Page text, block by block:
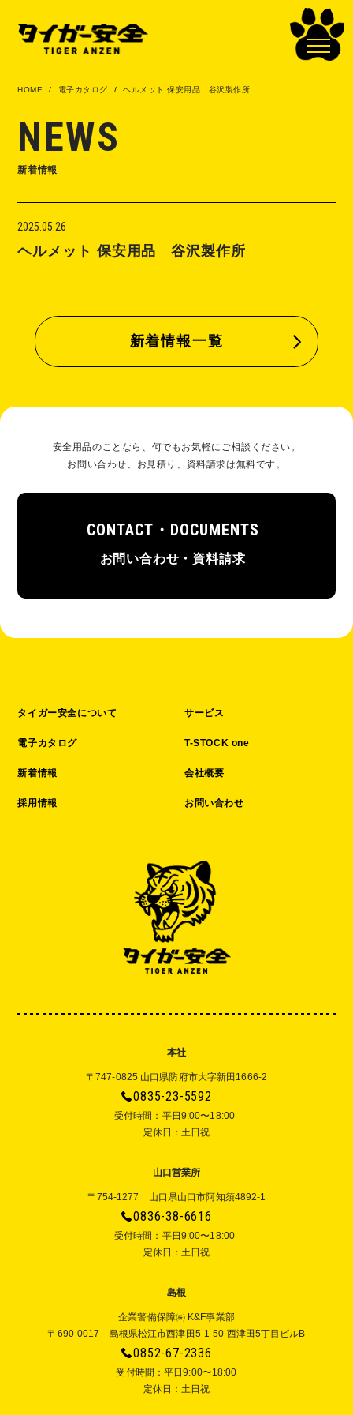
HOME 電子カタログ ヘルメット 保安用品 谷沢製作所
NEWS
新着情報
2025.05.26
ヘルメット 保安用品 谷沢製作所
新着情報一覧
安全⽤品のことなら、何でもお気軽にご相談ください。
お問い合わせ、お⾒積り、資料請求は無料です。
CONTACT・DOCUMENTS
お問い合わせ・資料請求
タイガー安全について サービス
電子カタログ T-STOCK one
新着情報 会社概要
採用情報 お問い合わせ
本社
〒747-0825 山口県防府市大字新田1666-2
0835-23-5592
受付時間：平⽇9:00〜18:00
定休⽇：⼟⽇祝
山口営業所
〒754-1277 山口県山口市阿知須4892-1
0836-38-6616
受付時間：平⽇9:00〜18:00
定休⽇：⼟⽇祝
島根
企業警備保障㈱ K&F事業部
〒690-0017 島根県松江市西津田5-1-50 西津田5丁目ビルB
0852-67-2336
受付時間：平⽇9:00〜18:00
定休⽇：⼟⽇祝